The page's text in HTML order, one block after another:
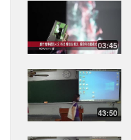
03:45
43:50